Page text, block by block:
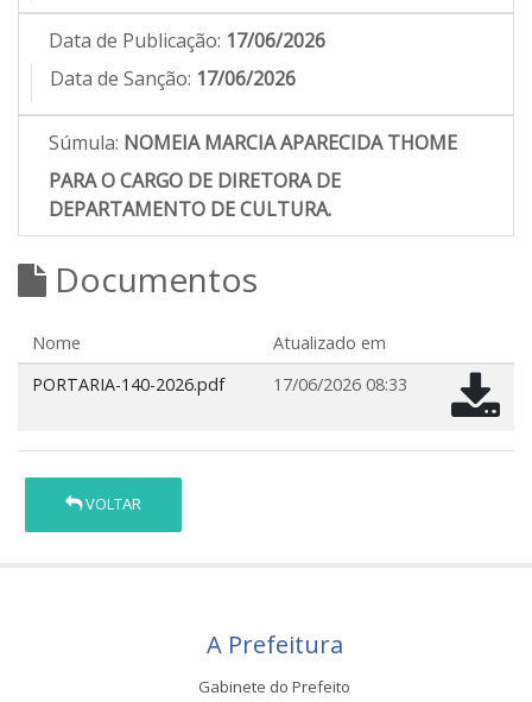
Data de Publicação: 17/06/2026
Data de Sanção: 17/06/2026
Súmula: NOMEIA MARCIA APARECIDA THOME
PARA O CARGO DE DIRETORA DE
DEPARTAMENTO DE CULTURA.
Documentos
Nome
Atualizado em
PORTARIA-140-2026.pdf
17/06/2026 08:33
VOLTAR
A Prefeitura
Gabinete do Prefeito